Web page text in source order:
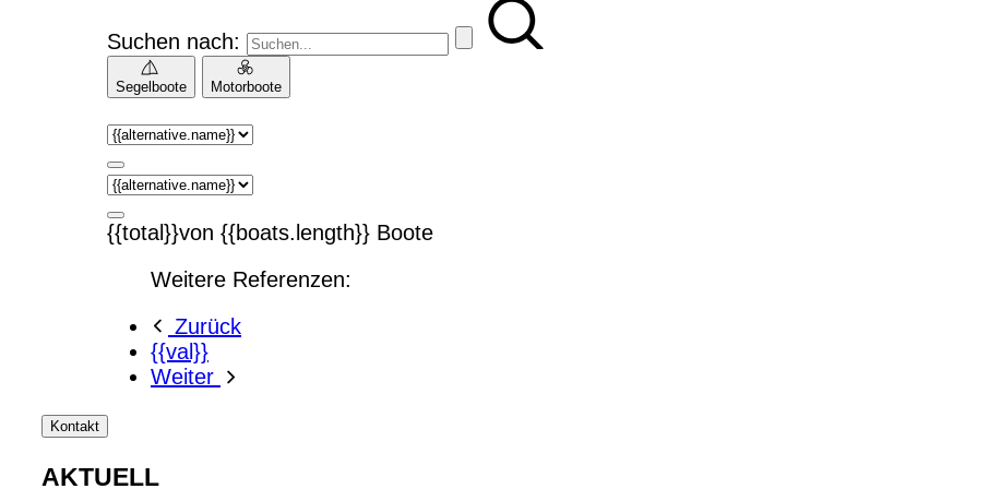
Suchen nach:
Segelboote Motorboote
{{total}}von {{boats.length}} Boote
Weitere Referenzen:
Zurück
{{val}}
Weiter
Kontakt
AKTUELL